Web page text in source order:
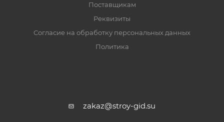
Поставщикам
Реквизиты
Согласие на обработку персональных данных
Политика
zakaz@stroy-gid.su